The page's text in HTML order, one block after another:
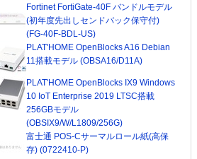
Fortinet FortiGate-40F バンドルモデル
(初年度先出しセンドバック保守付)
(FG-40F-BDL-US)
PLAT'HOME OpenBlocks A16 Debian
11搭載モデル (OBSA16/D11A)
PLAT'HOME OpenBlocks IX9 Windows
10 IoT Enterprise 2019 LTSC搭載
256GBモデル
(OBSIX9/W/L1809/256G)
富士通 POS-Cサーマルロール紙(高保
存) (0722410-P)